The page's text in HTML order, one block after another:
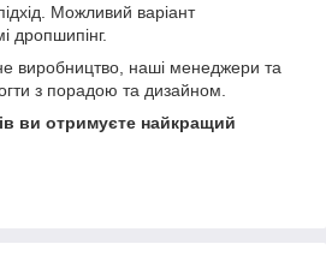
Можливий варіант
дропшипінг.
виробництво, наші менеджери та
з порадою та дизайном.
ви отримуєте найкращий